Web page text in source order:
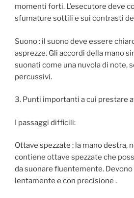
momenti forti. L’esecutore deve
sfumature sottili e sui contrasti
Suono : il suono deve essere
asprezze. Gli accordi della mano
suonati come una nuvola di note,
percussivi.
3. Punti importanti a cui prestare
I passaggi difficili:
Ottave spezzate : la mano destra,
contiene ottave spezzate che
da suonare fluentemente.
lentamente e con precisione .